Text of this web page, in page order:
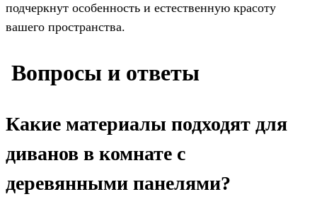
подчеркнут особенность и естественную красоту
вашего пространства.
️ Вопросы и ответы
Какие материалы подходят для
диванов в комнате с
деревянными панелями?